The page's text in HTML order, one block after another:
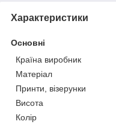
Характеристики
Основні
Країна виробник
Матеріал
Принти, візерунки
Висота
Колір